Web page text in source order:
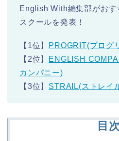
English With編集部がおす
スクールを発表！
【1位】
PROGRIT(プログ
【2位】
ENGLISH
カンパニー)
【3位】 STRAIL(ストレイ
目次